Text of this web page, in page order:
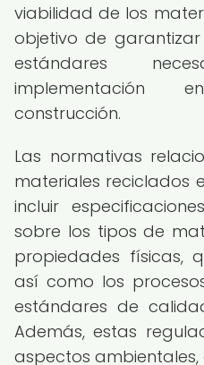
viabilidad de los
objetivo de
estándares
implementación
construcción.
Las normativas
materiales reciclados
incluir
sobre los tipos de
propiedades físicas,
así como los
estándares de
Además, estas
aspectos